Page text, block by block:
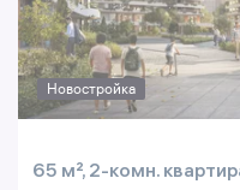
Новостройка
65 м², 2-комн.